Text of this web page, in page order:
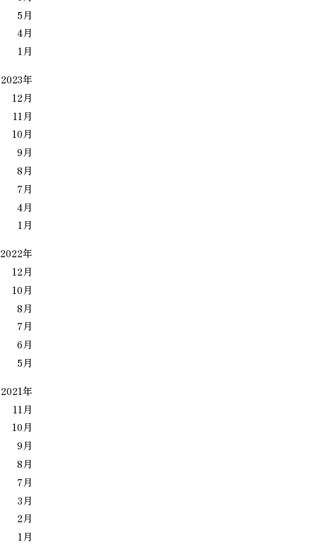
5月
4月
1月
2023年
12月
11月
10月
9月
8月
7月
4月
1月
2022年
12月
10月
8月
7月
6月
5月
2021年
11月
10月
9月
8月
7月
3月
2月
1月